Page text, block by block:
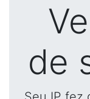
de